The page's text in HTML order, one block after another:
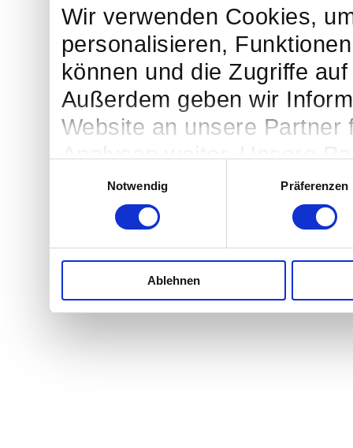
Wir verwenden Cookies,
personalisieren,
können und die Zugriffe
Außerdem geben wir
Website an unsere Partner
Analysen weiter. Unsere
möglicherweise mit
bereitgestellt haben oder
Dienste gesammelt haben.
Notwendig
Präferenzen
Ablehnen